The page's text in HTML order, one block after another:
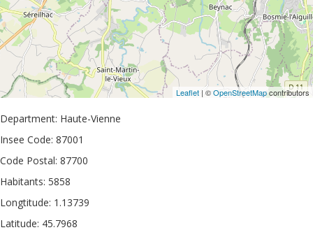
Leaflet | ©OpenStreetMapcontributors
Department: Haute-Vienne
Insee Code: 87001
Code Postal: 87700
Habitants: 5858
Longtitude: 1.13739
Latitude: 45.7968